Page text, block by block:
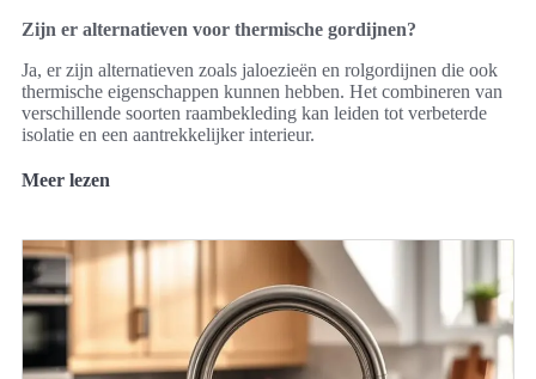
Zijn er alternatieven voor thermische gordijnen?
Ja, er zijn alternatieven zoals jaloezieën en rolgordijnen die ook
thermische eigenschappen kunnen hebben. Het combineren van
verschillende soorten raambekleding kan leiden tot verbeterde
isolatie en een aantrekkelijker interieur.
Meer lezen